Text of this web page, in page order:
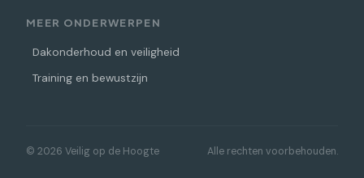
MEER ONDERWERPEN
Dakonderhoud en veiligheid
Training en bewustzijn
© 2026 Veilig op de Hoogte Alle rechten voorbehouden.